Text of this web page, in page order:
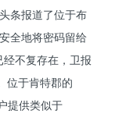
条报道了位于布
全地将密码留给
不复存在，卫报
位于肯特郡的
提供类似于